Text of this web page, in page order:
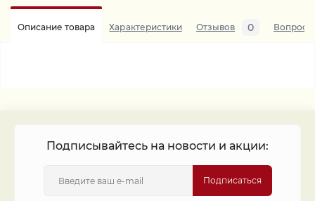
Описание товара Характеристики Отзывов 0 Вопросы
Подписывайтесь на новости и акции:
Подписаться